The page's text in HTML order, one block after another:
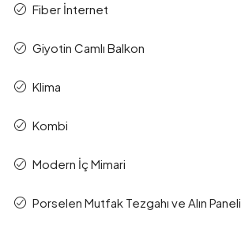
Fiber İnternet
Giyotin Camlı Balkon
Klima
Kombi
Modern İç Mimari
Porselen Mutfak Tezgahı ve Alın Paneli